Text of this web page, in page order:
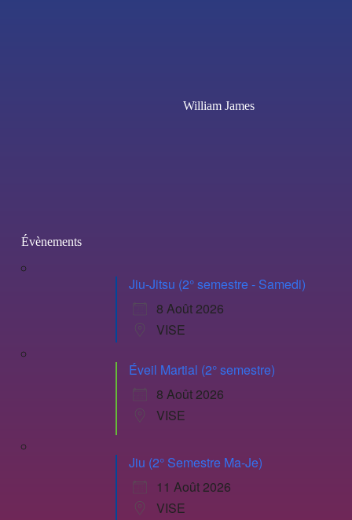
William James
Évènements
Jiu-Jitsu (2° semestre - Samedi)
8 Août 2026
VISE
Éveil Martial (2° semestre)
8 Août 2026
VISE
Jiu (2° Semestre Ma-Je)
11 Août 2026
VISE